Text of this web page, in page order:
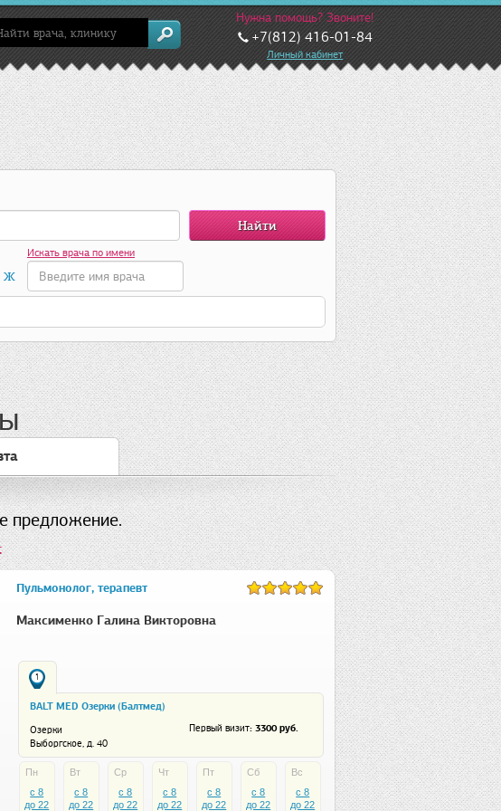
Нужна помощь? Звоните!
+7(812) 416-01-84
Личный кабинет
Ж
Искать врача по имени
предложение.
Пульмонолог, терапевт
Максименко Галина Викторовна
1
BALT MED Озерки (Балтмед)
Озерки
Выборгское, д. 40
Первый визит: 3300 руб.
Пн
c 8
до 22
Вт
c 8
до 22
Ср
c 8
до 22
Чт
c 8
до 22
Пт
c 8
до 22
Сб
c 8
до 22
Вс
c 8
до 22